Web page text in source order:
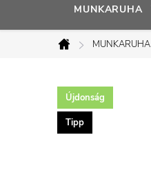
MUNKARUHA
Kezdőlap
MUNKARUHA
Újdonság
Tipp